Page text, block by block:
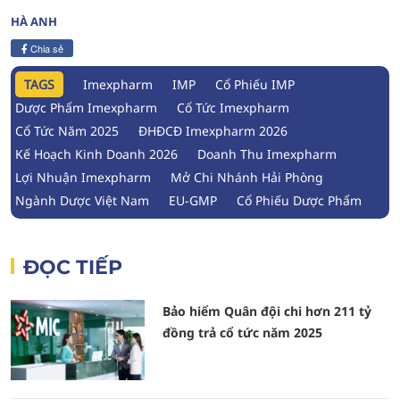
HÀ ANH
Chia sẻ
TAGS Imexpharm IMP
Cổ Phiếu IMP
Dược Phẩm Imexpharm
Cổ Tức Imexpharm
Cổ Tức Năm 2025
ĐHĐCĐ Imexpharm 2026
Kế Hoạch Kinh Doanh 2026
Doanh Thu Imexpharm
Lợi Nhuận Imexpharm
Mở Chi Nhánh Hải Phòng
Ngành Dược Việt Nam
EU-GMP Cổ Phiếu Dược Phẩm
ĐỌC TIẾP
Bảo hiểm Quân đội chi hơn 211 tỷ
đồng trả cổ tức năm 2025